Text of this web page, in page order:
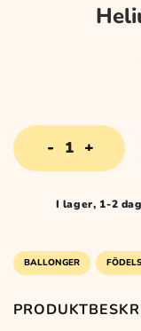
Heliumballong
50
år
mängd
I lager, 1-2
BALLONGER